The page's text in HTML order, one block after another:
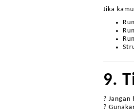
Jika
9.
?
?